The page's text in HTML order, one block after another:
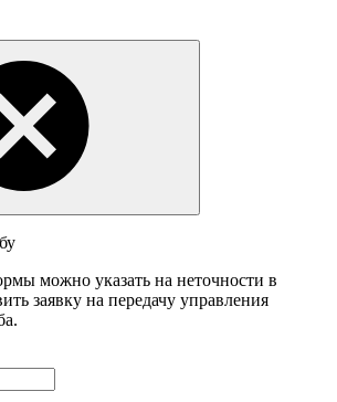
можно указать на неточности в
заявку на передачу управления